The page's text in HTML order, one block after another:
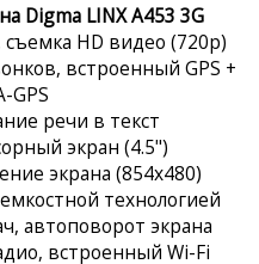
Digma LINX A453 3G
съемка HD видео (720p)
встроенный GPS +
GPS
речи в текст
экран (4.5")
экрана (854x480)
технологией
автоповорот экрана
встроенный Wi-Fi